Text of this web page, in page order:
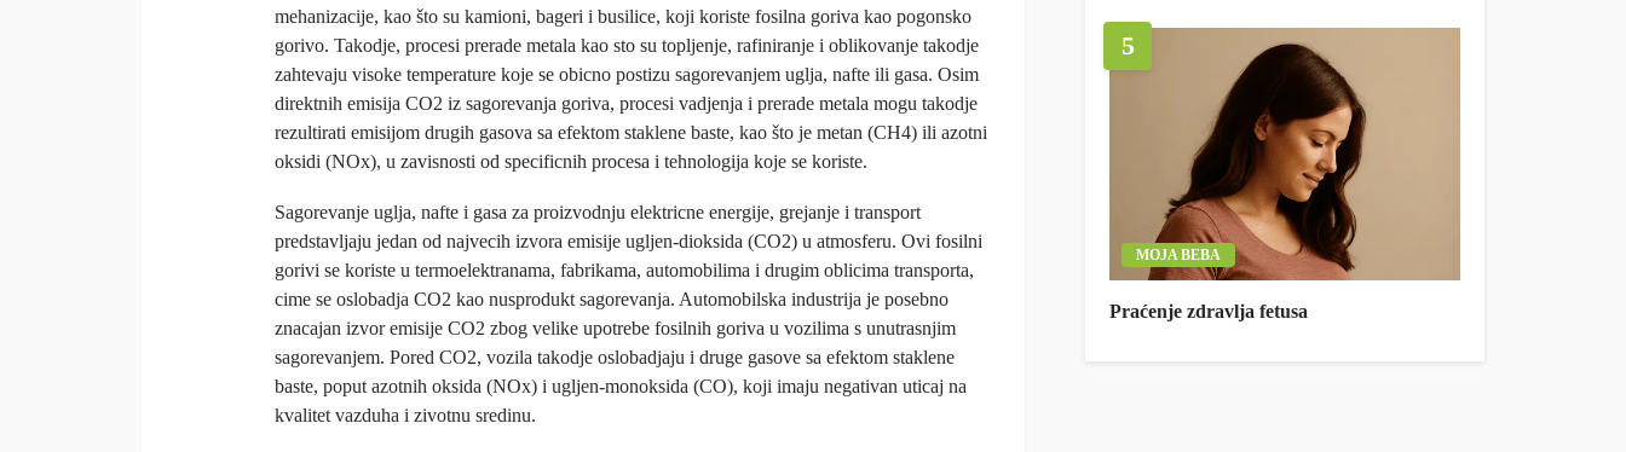
mehanizacije, kao što su kamioni, bageri i busilice, koji koriste fosilna goriva kao pogonsko
gorivo. Takodje, procesi prerade metala kao sto su topljenje, rafiniranje i oblikovanje takodje
zahtevaju visoke temperature koje se obicno postizu sagorevanjem uglja, nafte ili gasa. Osim
direktnih emisija CO2 iz sagorevanja goriva, procesi vadjenja i prerade metala mogu takodje
rezultirati emisijom drugih gasova sa efektom staklene baste, kao što je metan (CH4) ili azotni
oksidi (NOx), u zavisnosti od specificnih procesa i tehnologija koje se koriste.
Sagorevanje uglja, nafte i gasa za proizvodnju elektricne energije, grejanje i transport
predstavljaju jedan od najvecih izvora emisije ugljen-dioksida (CO2) u atmosferu. Ovi fosilni
gorivi se koriste u termoelektranama, fabrikama, automobilima i drugim oblicima transporta,
cime se oslobadja CO2 kao nusprodukt sagorevanja. Automobilska industrija je posebno
znacajan izvor emisije CO2 zbog velike upotrebe fosilnih goriva u vozilima s unutrasnjim
sagorevanjem. Pored CO2, vozila takodje oslobadjaju i druge gasove sa efektom staklene
baste, poput azotnih oksida (NOx) i ugljen-monoksida (CO), koji imaju negativan uticaj na
kvalitet vazduha i zivotnu sredinu.
5
MOJA BEBA
Praćenje zdravlja fetusa